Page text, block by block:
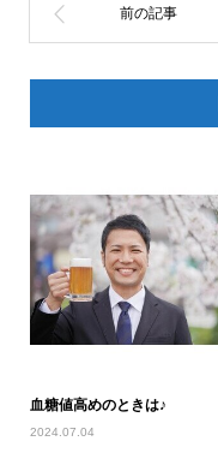
血糖値高めのときは♪
2024.07.04